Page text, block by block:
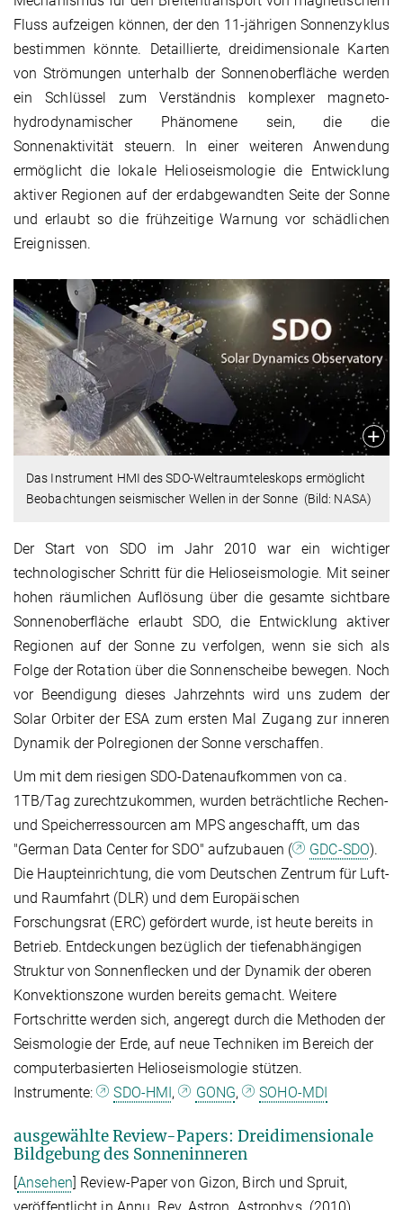
Fluss aufzeigen können, der den 11-jährigen Sonnenzyklus
bestimmen könnte. Detaillierte, dreidimensionale Karten
von Strömungen unterhalb der Sonnenoberfläche werden
ein Schlüssel zum Verständnis komplexer magneto-
hydrodynamischer Phänomene sein, die die
Sonnenaktivität steuern. In einer weiteren Anwendung
ermöglicht die lokale Helioseismologie die Entwicklung
aktiver Regionen auf der erdabgewandten Seite der Sonne
und erlaubt so die frühzeitige Warnung vor schädlichen
Ereignissen.
Das Instrument HMI des SDO-Weltraumteleskops ermöglicht
Beobachtungen seismischer Wellen in der Sonne (Bild: NASA)
Der Start von SDO im Jahr 2010 war ein wichtiger
technologischer Schritt für die Helioseismologie. Mit seiner
hohen räumlichen Auflösung über die gesamte sichtbare
Sonnenoberfläche erlaubt SDO, die Entwicklung aktiver
Regionen auf der Sonne zu verfolgen, wenn sie sich als
Folge der Rotation über die Sonnenscheibe bewegen. Noch
vor Beendigung dieses Jahrzehnts wird uns zudem der
Solar Orbiter der ESA zum ersten Mal Zugang zur inneren
Dynamik der Polregionen der Sonne verschaffen.
Um mit dem riesigen SDO-Datenaufkommen von ca.
1TB/Tag zurechtzukommen, wurden beträchtliche Rechen-
und Speicherressourcen am MPS angeschafft, um das
"German Data Center for SDO" aufzubauen (
GDC-SDO).
Die Haupteinrichtung, die vom Deutschen Zentrum für Luft-
und Raumfahrt (DLR) und dem Europäischen
Forschungsrat (ERC) gefördert wurde, ist heute bereits in
Betrieb. Entdeckungen bezüglich der tiefenabhängigen
Struktur von Sonnenflecken und der Dynamik der oberen
Konvektionszone wurden bereits gemacht. Weitere
Fortschritte werden sich, angeregt durch die Methoden der
Seismologie der Erde, auf neue Techniken im Bereich der
computerbasierten Helioseismologie stützen.
Instrumente:
SDO-HMI, GONG, SOHO-MDI
ausgewählte Review-Papers: Dreidimensionale
Bildgebung des Sonneninneren
[Ansehen] Review-Paper von Gizon, Birch und Spruit,
veröffentlicht in Annu. Rev. Astron. Astrophys. (2010).